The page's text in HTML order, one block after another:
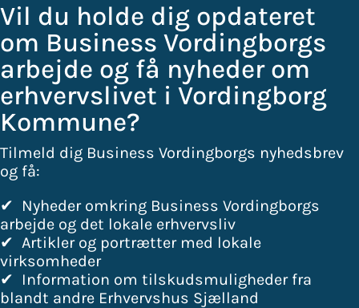
Vil du holde dig opdateret
om Business Vordingborgs
arbejde og få nyheder om
erhvervslivet i Vordingborg
Kommune?
Tilmeld dig Business Vordingborgs nyhedsbrev
og få:
✔ Nyheder omkring Business Vordingborgs
arbejde og det lokale erhvervsliv
✔ Artikler og portrætter med lokale
virksomheder
✔ Information om tilskudsmuligheder fra
blandt andre Erhvervshus Sjælland